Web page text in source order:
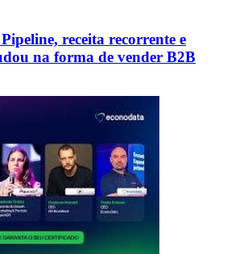
receita recorrente e
na forma de vender B2B